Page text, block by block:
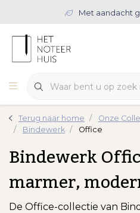
Met aandacht
Terug naar home Onze
Bindewerk
Office
Bindewerk
marmer,
De Office-collectie van